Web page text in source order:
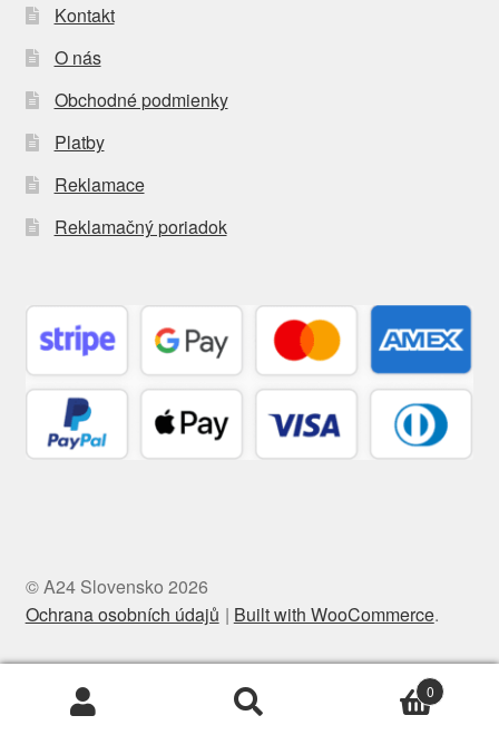
Kontakt
O nás
Obchodné podmienky
Platby
Reklamace
Reklamačný poriadok
© A24 Slovensko 2026
Ochrana osobních údajů
Built with WooCommerce.
Vyhľadávanie
0